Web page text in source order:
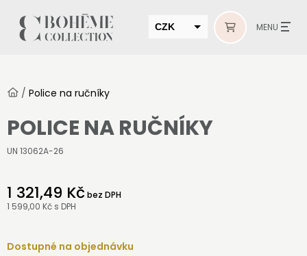
CZK MENU
/ Police na ručníky
POLICE NA RUČNÍKY
UN 13062A-26
1 321,49 Kčbez DPH
1 599,00 Kč s DPH
Dostupné na objednávku